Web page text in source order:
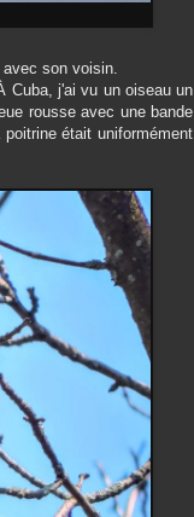
son voisin.
Cuba, j'ai vu un oiseau un
rousse avec une bande
était uniformément